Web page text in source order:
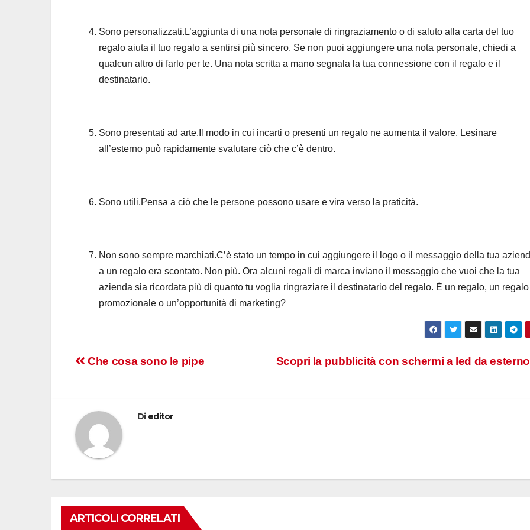
Sono personalizzati.L’aggiunta di una nota personale di ringraziamento o di saluto alla carta del tuo
regalo aiuta il tuo regalo a sentirsi più sincero. Se non puoi aggiungere una nota personale, chiedi a
qualcun altro di farlo per te. Una nota scritta a mano segnala la tua connessione con il regalo e il
destinatario.
Sono presentati ad arte.Il modo in cui incarti o presenti un regalo ne aumenta il valore. Lesinare
all’esterno può rapidamente svalutare ciò che c’è dentro.
Sono utili.Pensa a ciò che le persone possono usare e vira verso la praticità.
Non sono sempre marchiati.C’è stato un tempo in cui aggiungere il logo o il messaggio della tua
a un regalo era scontato. Non più. Ora alcuni regali di marca inviano il messaggio che vuoi che la tua
azienda sia ricordata più di quanto tu voglia ringraziare il destinatario del regalo. È un regalo, un regalo
promozionale o un’opportunità di marketing?
Navigazione
Scopri la pubblicità con schermi a led da
Che cosa sono le pipe
Di editor
ARTICOLI CORRELATI